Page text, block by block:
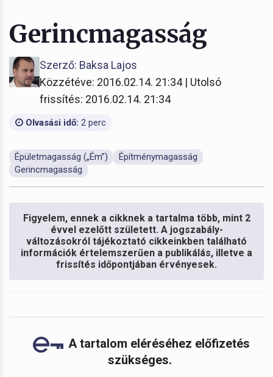
Gerincmagasság
Szerző: Baksa Lajos
Közzétéve: 2016.02.14. 21:34 | Utolsó
frissítés: 2016.02.14. 21:34
Olvasási idő: 2 perc
Épületmagasság („Ém”)
Építménymagasság
Gerincmagasság
Figyelem, ennek a cikknek a tartalma több, mint 2
évvel ezelőtt született. A jogszabály-
változásokról tájékoztató cikkeinkben található
információk értelemszerűen a publikálás, illetve a
frissítés időpontjában érvényesek.
A tartalom eléréséhez előfizetés
szükséges.